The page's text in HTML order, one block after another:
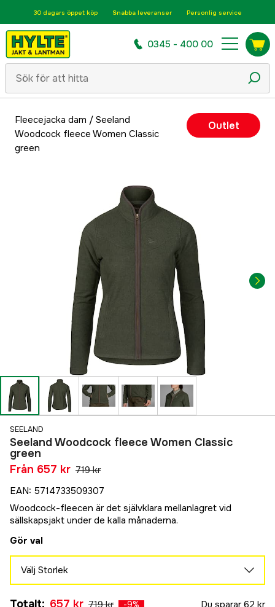
30 dagars öppet köp Snabba leveranser Personlig service
0345 - 400 00
Fleecejacka dam / Seeland
Woodcock fleece Women Classic
green
Outlet
SEELAND
Seeland Woodcock fleece Women Classic
green
Från 657 kr 719 kr
EAN: 5714733509307
Woodcock-fleecen är det självklara mellanlagret vid
sällskapsjakt under de kalla månaderna.
Gör val
Välj Storlek
Slutsåld
Totalt: 657 kr -9%